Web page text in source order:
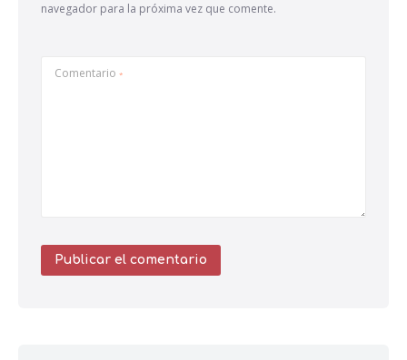
navegador para la próxima vez que comente.
Comentario *